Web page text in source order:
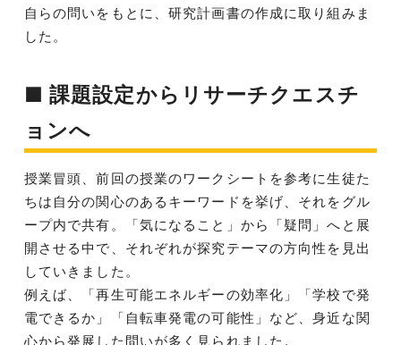
自らの問いをもとに、研究計画書の作成に取り組みま
した。
■ 課題設定からリサーチクエスチ
ョンへ
授業冒頭、前回の授業のワークシートを参考に生徒た
ちは自分の関心のあるキーワードを挙げ、それをグル
ープ内で共有。「気になること」から「疑問」へと展
開させる中で、それぞれが探究テーマの方向性を見出
していきました。
例えば、「再生可能エネルギーの効率化」「学校で発
電できるか」「自転車発電の可能性」など、身近な関
心から発展した問いが多く見られました。